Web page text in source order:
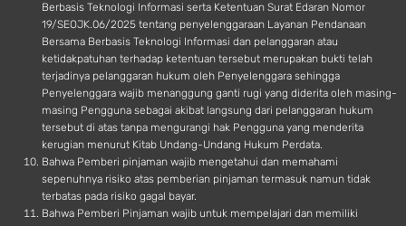
Berbasis Teknologi Informasi serta Ketentuan Surat Edaran Nomor
19/SEOJK.06/2025 tentang penyelenggaraan Layanan Pendanaan
Bersama Berbasis Teknologi Informasi dan pelanggaran atau
ketidakpatuhan terhadap ketentuan tersebut merupakan bukti telah
terjadinya pelanggaran hukum oleh Penyelenggara sehingga
Penyelenggara wajib menanggung ganti rugi yang diderita oleh masing-
masing Pengguna sebagai akibat langsung dari pelanggaran hukum
tersebut di atas tanpa mengurangi hak Pengguna yang menderita
kerugian menurut Kitab Undang-Undang Hukum Perdata.
Bahwa Pemberi pinjaman wajib mengetahui dan memahami
sepenuhnya risiko atas pemberian pinjaman termasuk namun tidak
terbatas pada risiko gagal bayar.
Bahwa Pemberi Pinjaman wajib untuk mempelajari dan memiliki